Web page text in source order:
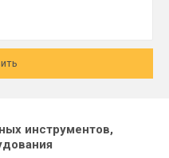
инструментов,